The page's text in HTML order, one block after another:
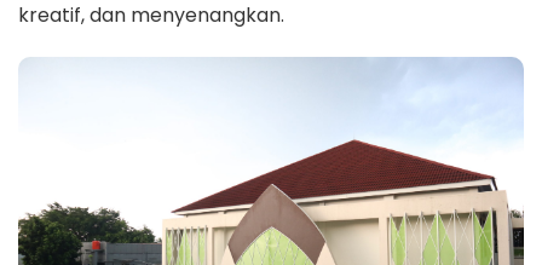
kreatif, dan menyenangkan.